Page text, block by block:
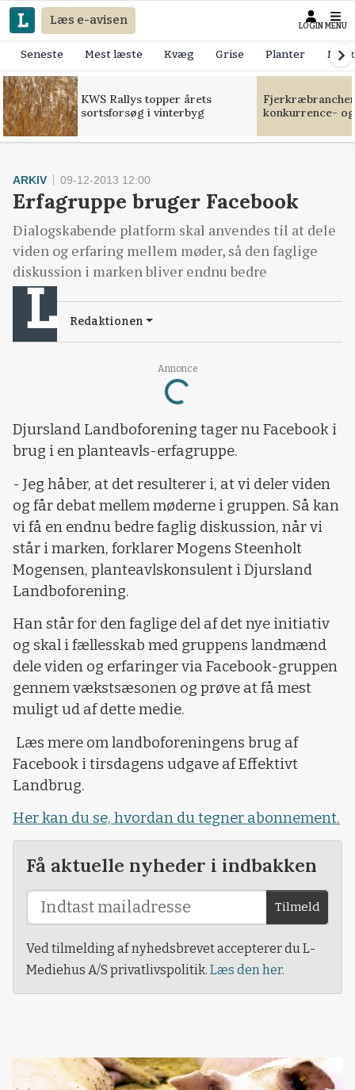
Læs e-avisen LOGIN MENU
Seneste Mest læste Kvæg Grise Planter
KWS Rallys topper årets
sortsforsøg i vinterbyg
konkurrence-
Annonce
Loading...
ARKIV 09-12-2013 12:00
Erfagruppe bruger Facebook
Dialogskabende platform skal anvendes til at dele
viden og erfaring mellem møder, så den faglige
diskussion i marken bliver endnu bedre
Redaktionen
Djursland Landboforening tager nu Facebook i
brug i en planteavls-erfagruppe.
- Jeg håber, at det resulterer i, at vi deler viden
og får debat mellem møderne i gruppen. Så kan
vi få en endnu bedre faglig diskussion, når vi
står i marken, forklarer Mogens Steenholt
Mogensen, planteavlskonsulent i Djursland
Landboforening.
Han står for den faglige del af det nye initiativ
og skal i fællesskab med gruppens landmænd
dele viden og erfaringer via Facebook-gruppen
gennem vækstsæsonen og prøve at få mest
muligt ud af dette medie.
Læs mere om landboforeningens brug af
Facebook i tirsdagens udgave af Effektivt
Landbrug.
Her kan du se, hvordan du tegner abonnement.
Få aktuelle nyheder i indbakken
Tilmeld
Ved tilmelding af nyhedsbrevet accepterer du L-
Mediehus A/S privatlivspolitik. Læs den her.